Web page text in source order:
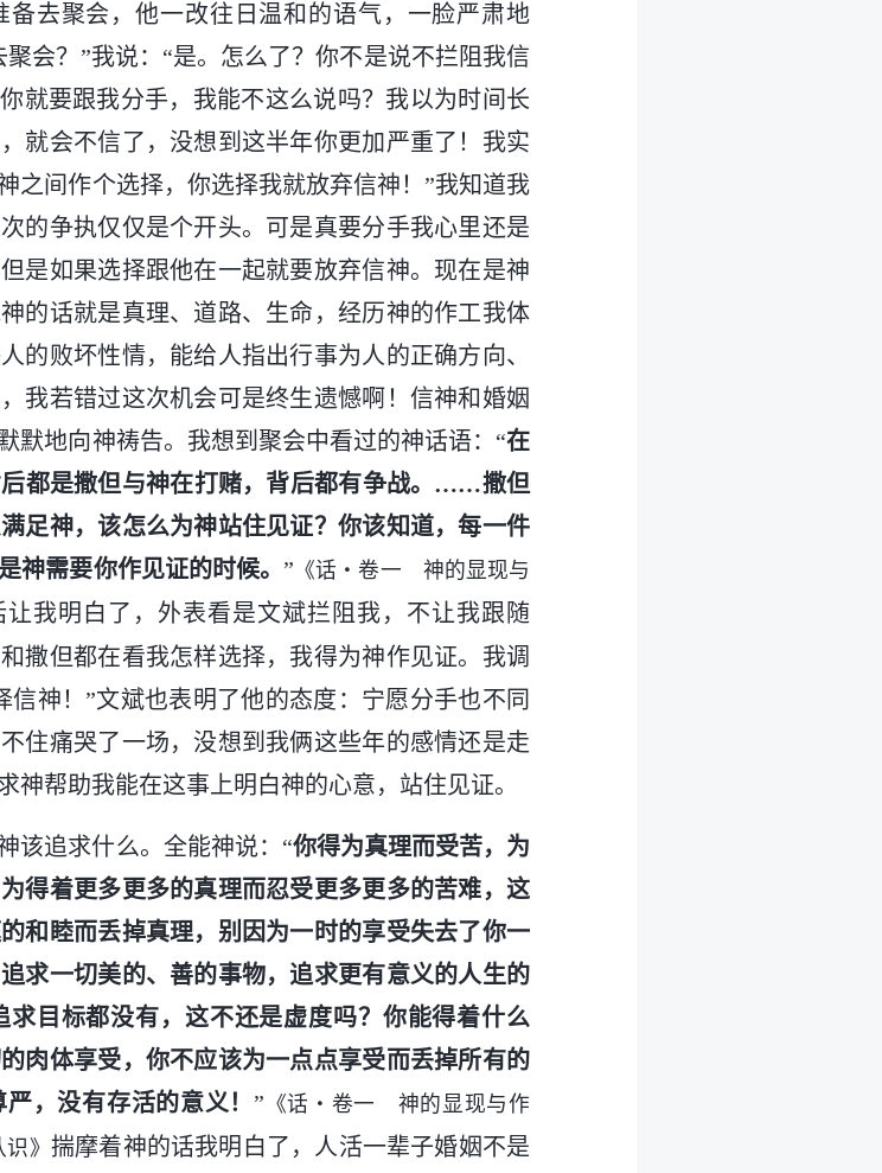
去聚会，他一改往日温和的语气，一脸严肃地
会？”我说：“是。怎么了？你不是说不拦阻我信
就要跟我分手，我能不这么说吗？我以为时间长
就会不信了，没想到这半年你更加严重了！我实
之间作个选择，你选择我就放弃信神！”我知道我
的争执仅仅是个开头。可是真要分手我心里还是
是如果选择跟他在一起就要放弃信神。现在是神
的话就是真理、道路、生命，经历神的作工我体
的败坏性情，能给人指出行事为人的正确方向、
我若错过这次机会可是终生遗憾啊！信神和婚姻
默地向神祷告。我想到聚会中看过的神话语：“在
都是撒但与神在打赌，背后都有争战。……撒但
足神，该怎么为神站住见证？你该知道，每一件
神需要你作见证的时候。” 《话・卷一 神的显现与
让我明白了，外表看是文斌拦阻我，不让我跟随
撒但都在看我怎样选择，我得为神作见证。我调
神！”文斌也表明了他的态度：宁愿分手也不同
住痛哭了一场，没想到我俩这些年的感情还是走
神帮助我能在这事上明白神的心意，站住见证。
该追求什么。全能神说：“你得为真理而受苦，为
得着更多更多的真理而忍受更多更多的苦难，这
和睦而丢掉真理，别因为一时的享受失去了你一
求一切美的、善的事物，追求更有意义的人生的
目标都没有，这不还是虚度吗？你能得着什么
肉体享受，你不应该为一点点享受而丢掉所有的
，没有存活的意义！ ” 《话・卷一 神的显现与作
》 揣摩着神的话我明白了，人活一辈子婚姻不是